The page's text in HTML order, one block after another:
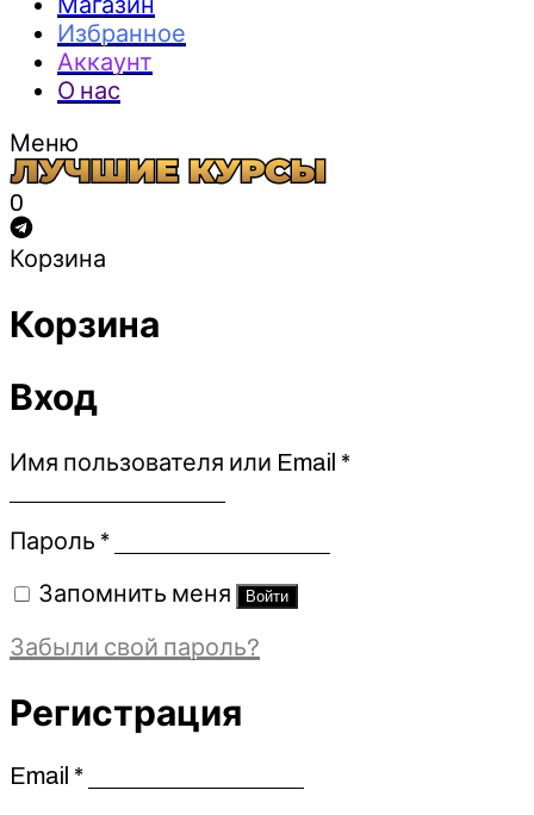
Избранное
Аккаунт
О нас
Меню
0
Корзина
Корзина
Вход
Имя пользователя или Email *Обязательно
Пароль *Обязательно
Запомнить меня Войти
Забыли свой пароль?
Регистрация
Email *Обязательно